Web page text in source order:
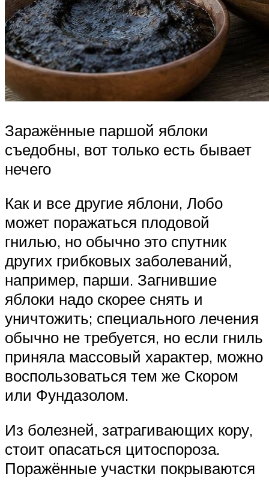
Заражённые паршой яблоки
съедобны, вот только есть бывает
нечего
Как и все другие яблони, Лобо
может поражаться плодовой
гнилью, но обычно это спутник
других грибковых заболеваний,
например, парши. Загнившие
яблоки надо скорее снять и
уничтожить; специального лечения
обычно не требуется, но если гниль
приняла массовый характер, можно
воспользоваться тем же Скором
или Фундазолом.
Из болезней, затрагивающих кору,
стоит опасаться цитоспороза.
Поражённые участки покрываются